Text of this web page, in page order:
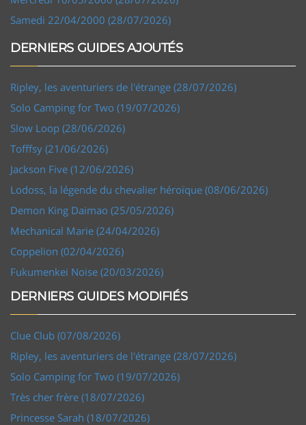
Samedi 22/04/2000 (28/07/2026)
DERNIERS GUIDES AJOUTÉS
Ripley, les aventuriers de l'étrange (28/07/2026)
Solo Camping for Two (19/07/2026)
Slow Loop (28/06/2026)
Tofffsy (21/06/2026)
Jackson Five (12/06/2026)
Lodoss, la légende du chevalier héroïque (08/06/2026)
Demon King Daimao (25/05/2026)
Mechanical Marie (24/04/2026)
Coppelion (02/04/2026)
Fukumenkei Noise (20/03/2026)
DERNIERS GUIDES MODIFIÉS
Clue Club (07/08/2026)
Ripley, les aventuriers de l'étrange (28/07/2026)
Solo Camping for Two (19/07/2026)
Très cher frère (18/07/2026)
Princesse Sarah (18/07/2026)